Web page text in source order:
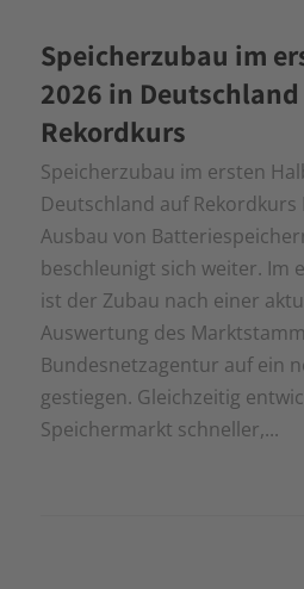
Speicherzubau im
2026 in
Rekordkurs
Speicherzubau im ersten
Deutschland auf Rekordkurs
Ausbau von
beschleunigt sich weiter. Im
ist der Zubau nach einer
Auswertung des
Bundesnetzagentur auf ein
gestiegen. Gleichzeitig
Speichermarkt schneller,...